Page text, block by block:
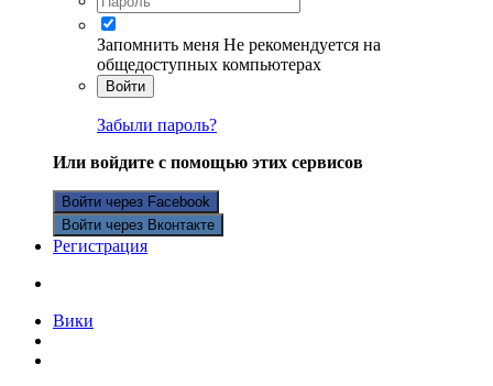
Запомнить меня Не рекомендуется на
общедоступных компьютерах
Войти
Забыли пароль?
Или войдите с помощью этих сервисов
Войти через Facebook
Войти через Вконтакте
Регистрация
Вики